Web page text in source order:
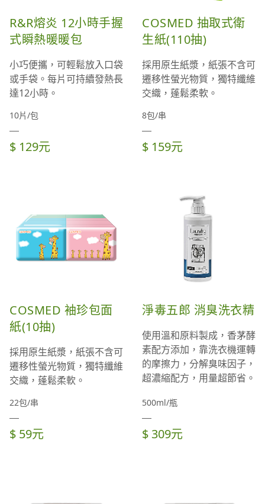
R&R熔炎 12小時手握
式瞬熱暖暖包
小巧便攜，可輕鬆放入口袋
或手袋。每片可持續發熱長
達12小時。
10片/包
$ 129元
COSMED 抽取式衛
生紙(110抽)
採用原生紙漿，紙張不含可
遷移性螢光物質，獨特纖維
交織，蓬鬆柔軟。
8包/串
$ 159元
COSMED 袖珍包面
紙(10抽)
採用原生紙漿，紙張不含可
遷移性螢光物質，獨特纖維
交織，蓬鬆柔軟。
22包/串
$ 59元
淨毒五郎 消臭洗衣精
使用溫和原料製成，香茅酵
素配方添加，靠洗衣機運轉
的摩擦力，分解臭味因子，
超濃縮配方，用量超節省。
500ml/瓶
$ 309元